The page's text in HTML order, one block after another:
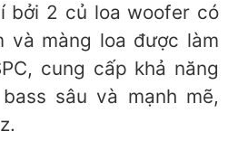
bởi 2 củ loa woofer có
và màng loa được làm
cung cấp khả năng
sâu và mạnh mẽ,